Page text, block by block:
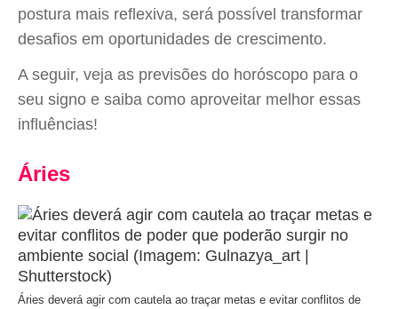
postura mais reflexiva, será possível transformar
desafios em oportunidades de crescimento.
A seguir, veja as previsões do horóscopo para o
seu signo e saiba como aproveitar melhor essas
influências!
Áries
Áries deverá agir com cautela ao traçar metas e evitar conflitos de